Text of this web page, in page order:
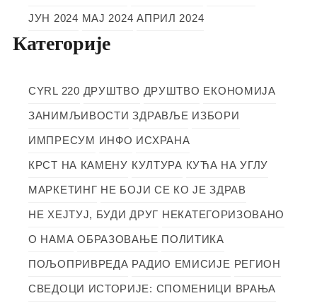
ЈУН 2024 МАЈ 2024 АПРИЛ 2024
Категорије
CYRL 220 ДРУШТВО ДРУШТВО ЕКОНОМИЈА
ЗАНИМЉИВОСТИ ЗДРАВЉЕ ИЗБОРИ
ИМПРЕСУМ ИНФО ИСХРАНА
КРСТ НА КАМЕНУ КУЛТУРА КУЋА НА УГЛУ
МАРКЕТИНГ НЕ БОЈИ СЕ КО ЈЕ ЗДРАВ
НЕ ХЕЈТУЈ, БУДИ ДРУГ НЕКАТЕГОРИЗОВАНО
О НАМА ОБРАЗОВАЊЕ ПОЛИТИКА
ПОЉОПРИВРЕДА РАДИО ЕМИСИЈЕ РЕГИОН
СВЕДОЦИ ИСТОРИЈЕ: СПОМЕНИЦИ ВРАЊА